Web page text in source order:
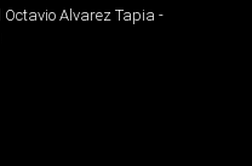
Alvarez Tapia -